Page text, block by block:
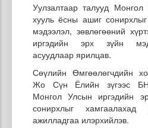
Уулзалтаар талууд
хууль ёсны ашиг
мэдээлэл, зөвлөгөөний
иргэдийн эрх зүйн
асуудлаар ярилцав.
Сөүлийн Өмгөөлөгчдийн
Жо Сүн Ёлийн зүгээс
Монгол Улсын иргэдийн
сонирхлыг хамгаалахад
ажилладгаа илэрхийлэв.